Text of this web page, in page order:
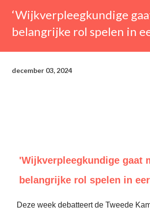
‘Wijkverpleegkundige
belangrijke rol spelen in
december 03, 2024
'Wijkverpleegkundige gaat
belangrijke rol spelen in
Deze week debatteert de Tweede